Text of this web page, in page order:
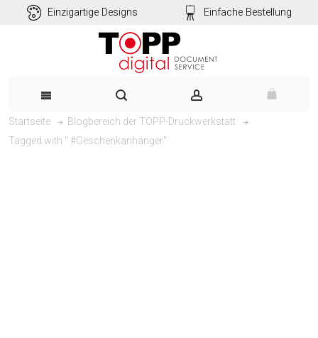
Einzigartige Designs Einfache Bestellung
Startseite
Blogbereich der TOPP-Druckwerkstatt
Tagged with " #Geschenkanhänger"